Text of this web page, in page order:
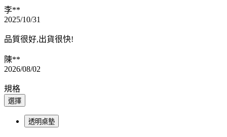
李**
2025/10/31
品質很好,出貨很快!
陳**
2026/08/02
規格
選擇
透明桌墊